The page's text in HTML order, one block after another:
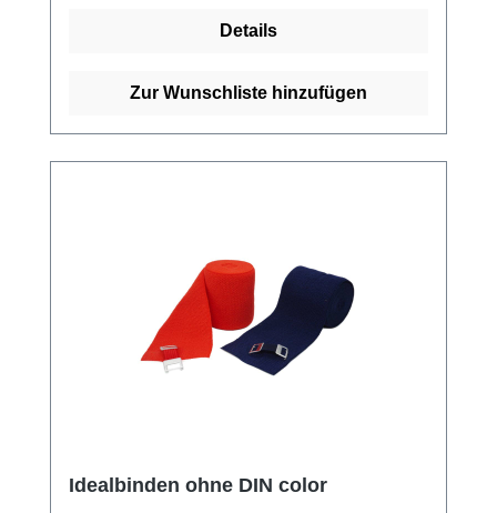
Hautfreundlich Kaufen Sie jetzt Idealbinden
von unserem schnellen Versand und
Details
Zur Wunschliste hinzufügen
Idealbinden ohne DIN color